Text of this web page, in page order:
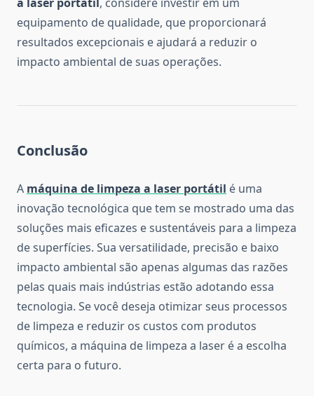
equipamento de qualidade, que proporcionará
resultados excepcionais e ajudará a reduzir o
impacto ambiental de suas operações.
Conclusão
A máquina de limpeza a laser portátil é uma
inovação tecnológica que tem se mostrado uma das
soluções mais eficazes e sustentáveis para a limpeza
de superfícies. Sua versatilidade, precisão e baixo
impacto ambiental são apenas algumas das razões
pelas quais mais indústrias estão adotando essa
tecnologia. Se você deseja otimizar seus processos
de limpeza e reduzir os custos com produtos
químicos, a máquina de limpeza a laser é a escolha
certa para o futuro.